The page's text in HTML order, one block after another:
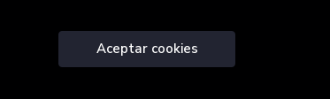
Aceptar cookies